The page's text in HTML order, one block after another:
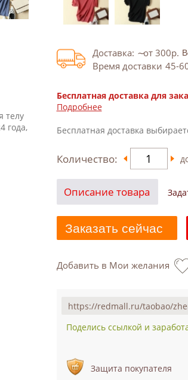
телу
года,
Доставка: от 300р.
Время доставки 45-
Бесплатная доставка для
Подробнее
Бесплатная доставка
Количество:
Описание товара
Заказать сейчас
Добавить в Мои желания
Поделись ссылкой и
Защита покупателя